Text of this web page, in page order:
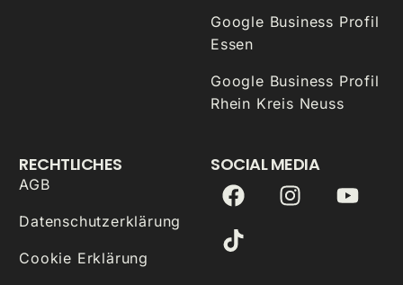
Google Business Profil
Essen
Google Business Profil
Rhein Kreis Neuss
RECHTLICHES
AGB
Datenschutzerklärung
Cookie Erklärung
SOCIAL MEDIA